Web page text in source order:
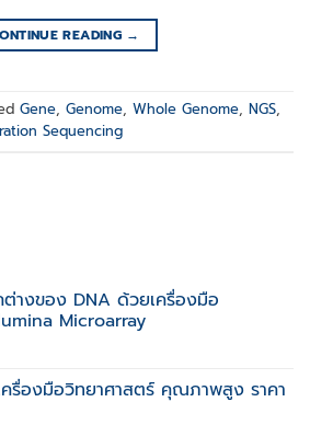
READING →
Gene, Genome, Whole Genome, NGS,
Sequencing
างของ DNA ด้วยเครื่องมือ
Microarray
รื่องมือวิทยาศาสตร์ คุณภาพสูง ราคา